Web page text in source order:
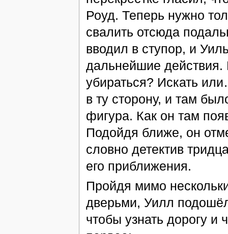
Роуд. Теперь нужно
свалить отсюда
вводил в ступор, и
дальнейшие действия.
убираться? Искать
в ту сторону, и там
фигура. Как он там
Подойдя ближе, он
словно детектив
его приближения.
Пройдя мимо
дверьми, Уилл
чтобы узнать дорогу и